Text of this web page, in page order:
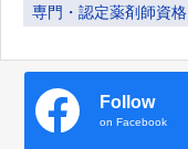
専門・認定薬剤師資格
Follow
on Facebook